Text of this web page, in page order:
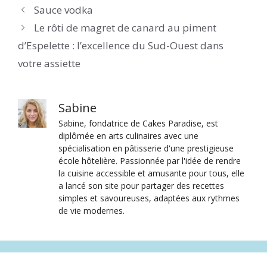
Sauce vodka
Le rôti de magret de canard au piment
d’Espelette : l’excellence du Sud-Ouest dans
votre assiette
Sabine
Sabine, fondatrice de Cakes Paradise, est
diplômée en arts culinaires avec une
spécialisation en pâtisserie d'une prestigieuse
école hôtelière. Passionnée par l'idée de rendre
la cuisine accessible et amusante pour tous, elle
a lancé son site pour partager des recettes
simples et savoureuses, adaptées aux rythmes
de vie modernes.